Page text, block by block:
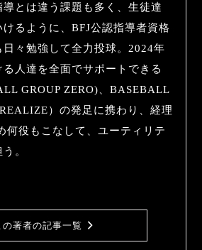
とは違う課題も多く、生徒達
るように、BFJ公認指導者資格
日々勉強して全力投球。2024年
人達を全面でサポートできる
GROUP ZERO)、BASEBALL
）の発足に携わり、経理
何役もこなして、ユーティリテ
。
の著者の記事一覧